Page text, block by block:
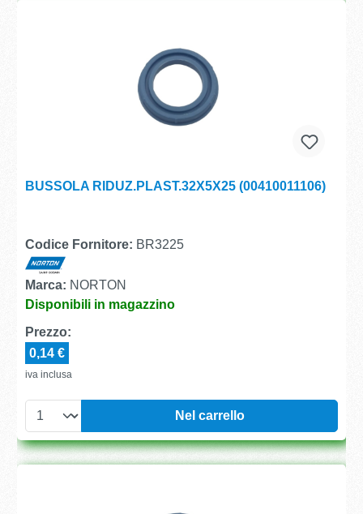
BUSSOLA RIDUZ.PLAST.32X5X25 (00410011106)
Codice Fornitore: BR3225
Marca: NORTON
Disponibili in magazzino
Prezzo:
0,14 €
iva inclusa
Nel carrello